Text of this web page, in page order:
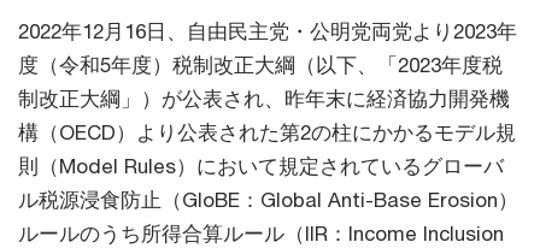
2022年12月16日、自由民主党・公明党両党より2023年
度（令和5年度）税制改正大綱（以下、「2023年度税
制改正大綱」）が公表され、昨年末に経済協力開発機
構（OECD）より公表された第2の柱にかかるモデル規
則（Model Rules）において規定されているグローバ
ル税源浸食防止（GloBE：Global Anti-Base Erosion）
ルールのうち所得合算ルール（IIR：Income Inclusion